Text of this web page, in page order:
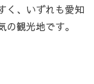
く、いずれも愛知
観光地です。